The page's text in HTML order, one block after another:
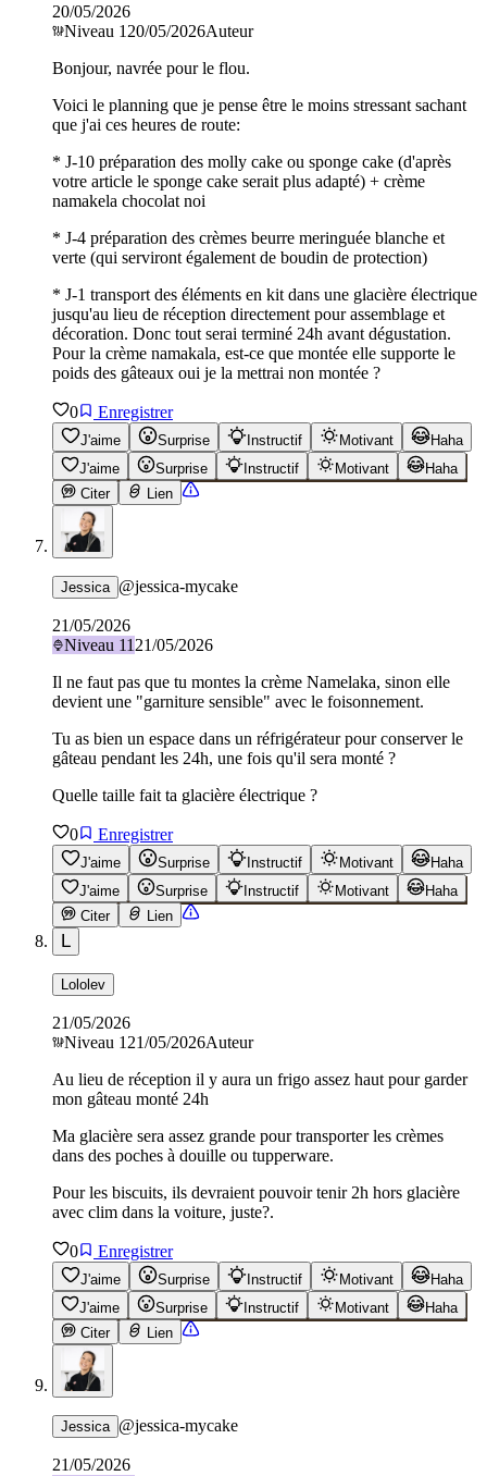
20/05/2026
Niveau 1 20/05/2026Auteur
Bonjour, navrée pour le flou.
Voici le planning que je pense être le moins stressant sachant
que j'ai ces heures de route:
* J-10 préparation des molly cake ou sponge cake (d'après
votre article le sponge cake serait plus adapté) + crème
namakela chocolat noi
* J-4 préparation des crèmes beurre meringuée blanche et
verte (qui serviront également de boudin de protection)
* J-1 transport des éléments en kit dans une glacière électrique
jusqu'au lieu de réception directement pour assemblage et
décoration. Donc tout serai terminé 24h avant dégustation.
Pour la crème namakala, est-ce que montée elle supporte le
poids des gâteaux oui je la mettrai non montée ?
0 Enregistrer
J'aime Surprise Instructif Motivant
Haha
J'aime
Surprise Instructif Motivant
Haha
Citer
Lien
Jessica @jessica-mycake
21/05/2026
Niveau 11 21/05/2026
Il ne faut pas que tu montes la crème Namelaka, sinon elle
devient une "garniture sensible" avec le foisonnement.
Tu as bien un espace dans un réfrigérateur pour conserver le
gâteau pendant les 24h, une fois qu'il sera monté ?
Quelle taille fait ta glacière électrique ?
0 Enregistrer
J'aime Surprise Instructif Motivant
Haha
J'aime
Surprise Instructif Motivant
Haha
Citer
Lien
L
Lololev
21/05/2026
Niveau 1 21/05/2026Auteur
Au lieu de réception il y aura un frigo assez haut pour garder
mon gâteau monté 24h
Ma glacière sera assez grande pour transporter les crèmes
dans des poches à douille ou tupperware.
Pour les biscuits, ils devraient pouvoir tenir 2h hors glacière
avec clim dans la voiture, juste?.
0 Enregistrer
J'aime Surprise Instructif Motivant
Haha
J'aime
Surprise Instructif Motivant
Haha
Citer
Lien
Jessica @jessica-mycake
21/05/2026